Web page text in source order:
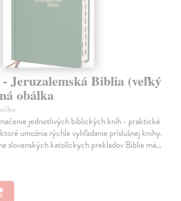
- Jeruzalemská Biblia (veľký
obálka
jednotlivých biblických kníh - praktické
umožnia rýchle vyhľadanie príslušnej knihy.
slovenských katolíckych prekladov Biblie má…